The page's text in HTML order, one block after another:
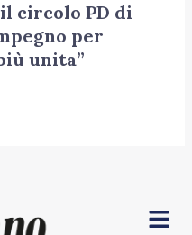
circolo PD di
per
unita”
Menu